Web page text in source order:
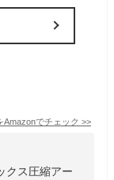
Amazonでチェック >>
クス圧縮アー